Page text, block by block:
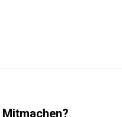
Mitmachen?